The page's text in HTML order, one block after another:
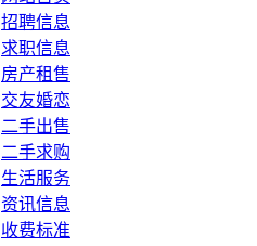
招聘信息
求职信息
房产租售
交友婚恋
二手出售
二手求购
生活服务
资讯信息
收费标准